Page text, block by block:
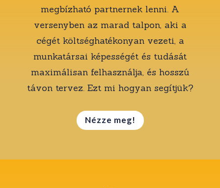
megbízható partnernek lenni. A
versenyben az marad talpon, aki a
cégét költséghatékonyan vezeti, a
munkatársai képességét és tudását
maximálisan felhasználja, és hosszú
távon tervez. Ezt mi hogyan segítjük?
Nézze meg!